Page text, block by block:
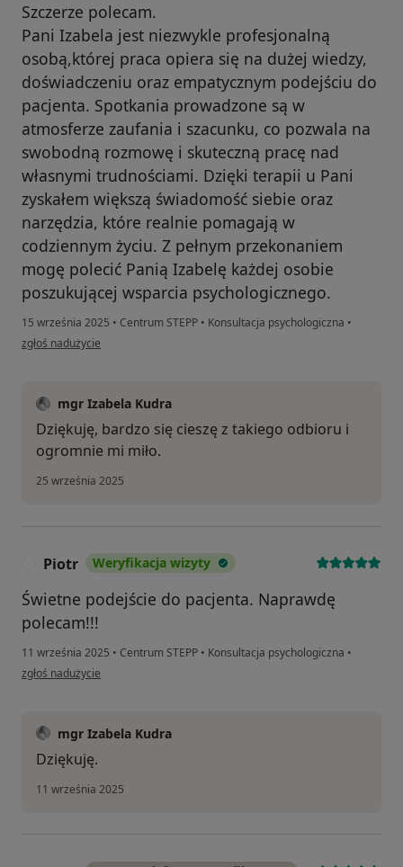
Szczerze polecam.
Pani Izabela jest niezwykle profesjonalną
osobą,której praca opiera się na dużej wiedzy,
doświadczeniu oraz empatycznym podejściu do
pacjenta. Spotkania prowadzone są w
atmosferze zaufania i szacunku, co pozwala na
swobodną rozmowę i skuteczną pracę nad
własnymi trudnościami. Dzięki terapii u Pani
zyskałem większą świadomość siebie oraz
narzędzia, które realnie pomagają w
codziennym życiu. Z pełnym przekonaniem
mogę polecić Panią Izabelę każdej osobie
poszukującej wsparcia psychologicznego.
15 września 2025 • Centrum STEPP • Konsultacja psychologiczna •
w opinii użytkownika Jacek Kaleta
zgłoś nadużycie
mgr Izabela Kudra
Dziękuję, bardzo się cieszę z takiego odbioru i
ogromnie mi miło.
25 września 2025
Piotr Weryfikacja wizyty
Świetne podejście do pacjenta. Naprawdę
polecam!!!
11 września 2025 • Centrum STEPP • Konsultacja psychologiczna •
w opinii użytkownika Piotr
zgłoś nadużycie
mgr Izabela Kudra
Dziękuję.
11 września 2025